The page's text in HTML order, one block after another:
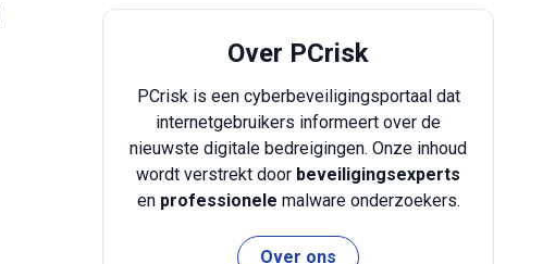
Over PCrisk
PCrisk is een cyberbeveiligingsportaal dat
internetgebruikers informeert over de
nieuwste digitale bedreigingen. Onze inhoud
wordt verstrekt door beveiligingsexperts
en professionele malware onderzoekers.
Over ons